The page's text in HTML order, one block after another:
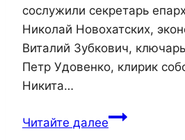
сослужили секретарь
Николай Новохатских,
Виталий Зубкович,
Петр Удовенко, клирик
Никита…
Читайте далееЕпископ